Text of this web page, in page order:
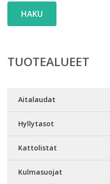
HAKU
TUOTEALUEET
Aitalaudat
Hyllytasot
Kattolistat
Kulmasuojat